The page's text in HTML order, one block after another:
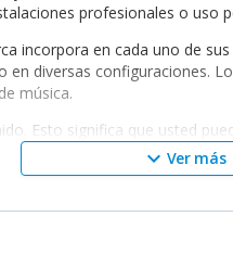
profesionales o uso
incorpora en cada uno de
diversas configuraciones.
música.
Esto significa que usted
una línea de productos
configuración de audio.
keyboard_arrow_down Ver más